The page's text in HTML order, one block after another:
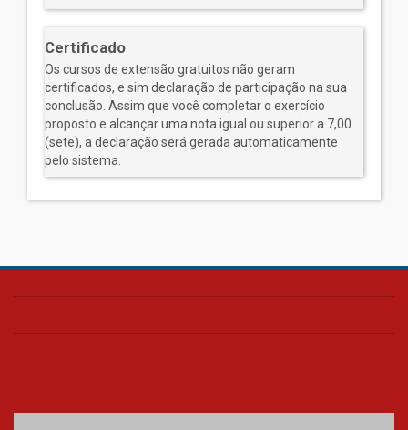
Certificado
Os cursos de extensão gratuitos não geram
certificados, e sim declaração de participação na sua
conclusão. Assim que você completar o exercício
proposto e alcançar uma nota igual ou superior a 7,00
(sete), a declaração será gerada automaticamente
pelo sistema.